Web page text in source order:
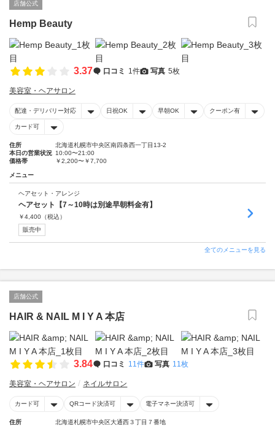
店舗公式
Hemp Beauty
3.37 口コミ 1件 写真 5枚
美容室・ヘアサロン
配達・デリバリー対応 日祝OK 早朝OK クーポン有
カード可
住所
北海道札幌市中央区南四条西一丁目13-2
本日の営業状況 10:00〜21:00
価格帯
￥2,200〜￥7,700
メニュー
ヘアセット・アレンジ
ヘアセット【7～10時は別途早朝料金有】
￥4,400 （税込）
販売中
全てのメニューを見る
店舗公式
HAIR & NAIL M I Y A 本店
3.84 口コミ 11件 写真 11枚
美容室・ヘアサロン ネイルサロン
カード可 QRコード決済可 電子マネー決済可
住所
北海道札幌市中央区大通西３丁目７番地